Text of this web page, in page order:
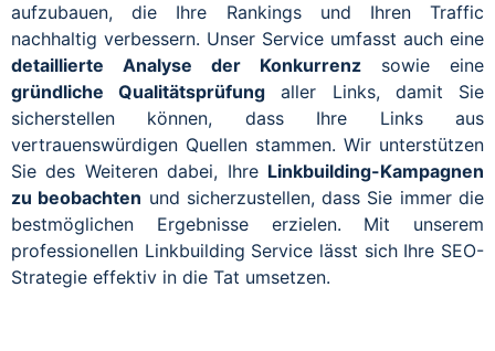
aufzubauen, die Ihre Rankings und Ihren Traffic
nachhaltig verbessern. Unser Service umfasst auch eine
detaillierte Analyse der Konkurrenz sowie eine
gründliche Qualitätsprüfung aller Links, damit Sie
sicherstellen können, dass Ihre Links aus
vertrauenswürdigen Quellen stammen. Wir unterstützen
Sie des Weiteren dabei, Ihre Linkbuilding-Kampagnen
zu beobachten und sicherzustellen, dass Sie immer die
bestmöglichen Ergebnisse erzielen. Mit unserem
professionellen Linkbuilding Service lässt sich Ihre SEO-
Strategie effektiv in die Tat umsetzen.